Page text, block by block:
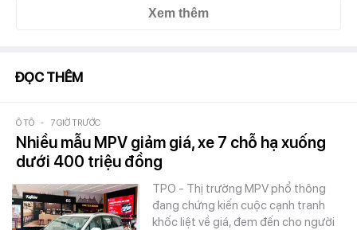
Xem thêm
ĐỌC THÊM
Ô TÔ - 7 GIỜ TRƯỚC
Nhiều mẫu MPV giảm giá, xe 7 chỗ hạ xuống
dưới 400 triệu đồng
TPO - Thị trường MPV phổ thông
đang chứng kiến cuộc cạnh tranh
khốc liệt về giá, đem đến cho người